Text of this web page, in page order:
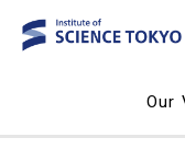
Our